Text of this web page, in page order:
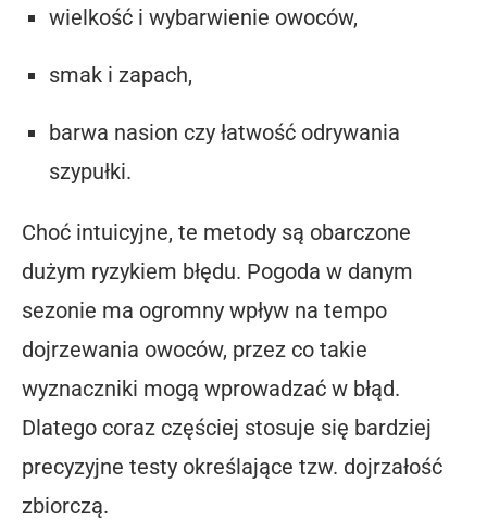
wielkość i wybarwienie owoców,
smak i zapach,
barwa nasion czy łatwość odrywania
szypułki.
Choć intuicyjne, te metody są obarczone
dużym ryzykiem błędu. Pogoda w danym
sezonie ma ogromny wpływ na tempo
dojrzewania owoców, przez co takie
wyznaczniki mogą wprowadzać w błąd.
Dlatego coraz częściej stosuje się bardziej
precyzyjne testy określające tzw. dojrzałość
zbiorczą.